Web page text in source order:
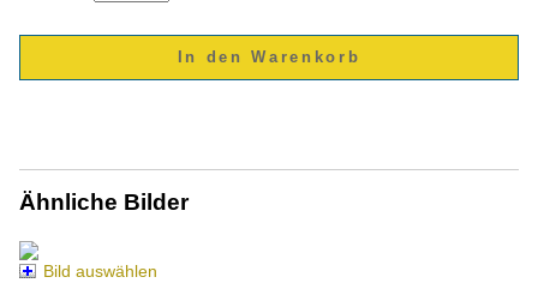
Ähnliche Bilder
Bild auswählen